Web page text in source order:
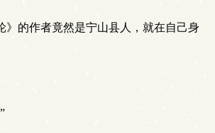
的作者竟然是宁山县人，就在自己身